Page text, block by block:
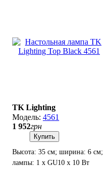
TK Lighting
4561
1 952грн
Купить
Высота: 35 см; ширина: 6 см;
лампы: 1 х GU10 х 10 Вт